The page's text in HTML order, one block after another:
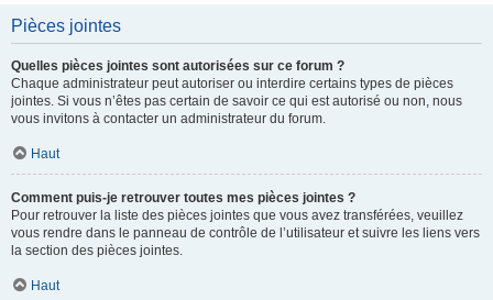
Pièces jointes
Quelles pièces jointes sont autorisées sur ce forum ?
Chaque administrateur peut autoriser ou interdire certains types de pièces
jointes. Si vous n’êtes pas certain de savoir ce qui est autorisé ou non, nous
vous invitons à contacter un administrateur du forum.
Haut
Comment puis-je retrouver toutes mes pièces jointes ?
Pour retrouver la liste des pièces jointes que vous avez transférées, veuillez
vous rendre dans le panneau de contrôle de l’utilisateur et suivre les liens vers
la section des pièces jointes.
Haut